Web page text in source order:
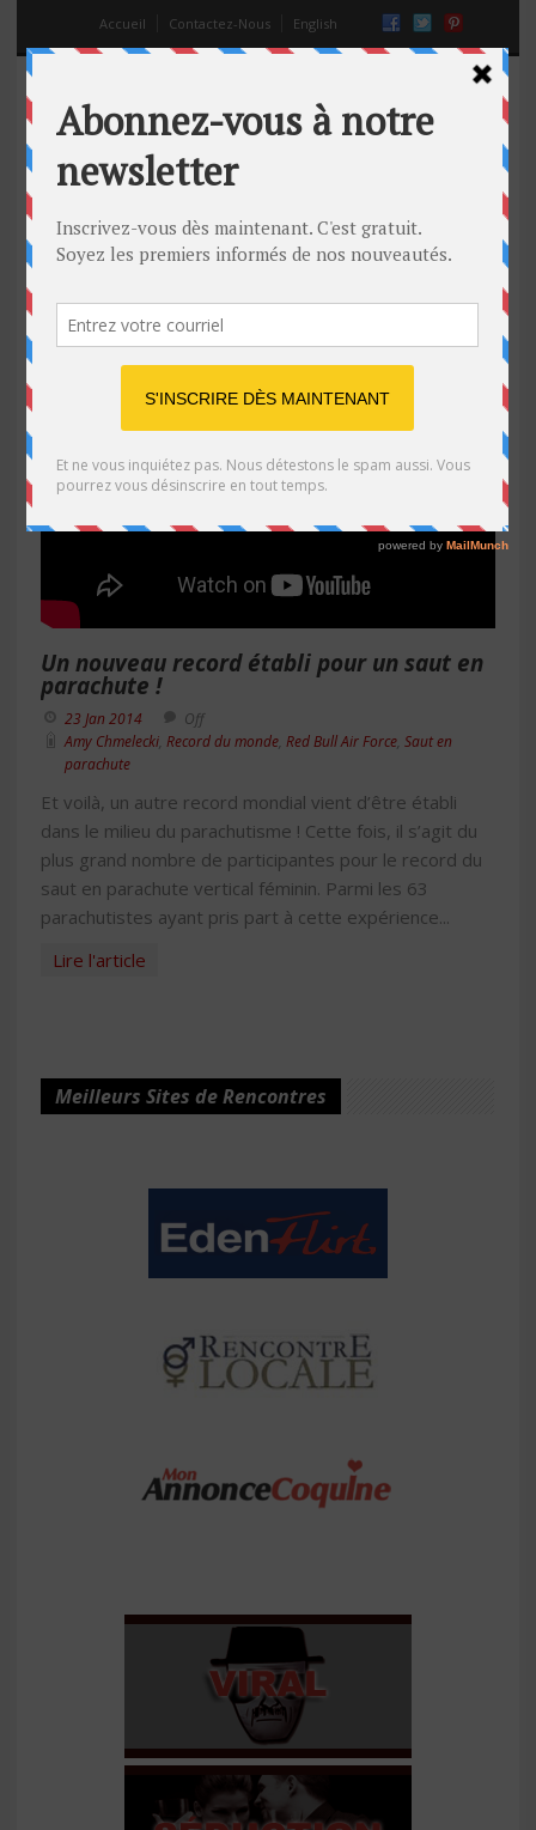
Accueil Contactez-Nous English
Amy Chmelecki
Un nouveau record établi pour un saut en
parachute !
23 Jan 2014
Off
Amy Chmelecki Record du monde Red Bull Air Force Saut en
parachute
Et voilà, un autre record mondial vient d’être établi
dans le milieu du parachutisme ! Cette fois, il s’agit du
plus grand nombre de participantes pour le record du
saut en parachute vertical féminin. Parmi les 63
parachutistes ayant pris part à cette expérience...
Lire l'article
Meilleurs Sites de Rencontres